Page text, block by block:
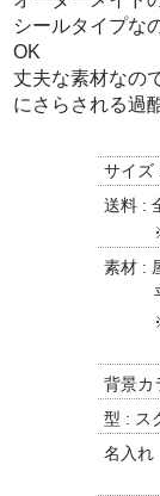
シールタイプな
OK
丈夫な素材なの
にさらされる過
サイズ
送料 :
※商
素材 :
平面
※長
縮み
背景カ
型 : ス
名入れ
テキ